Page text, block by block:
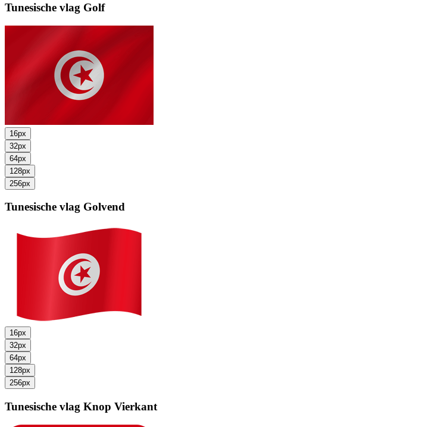
Tunesische vlag Golf
16px
32px
64px
128px
256px
Tunesische vlag Golvend
16px
32px
64px
128px
256px
Tunesische vlag Knop Vierkant